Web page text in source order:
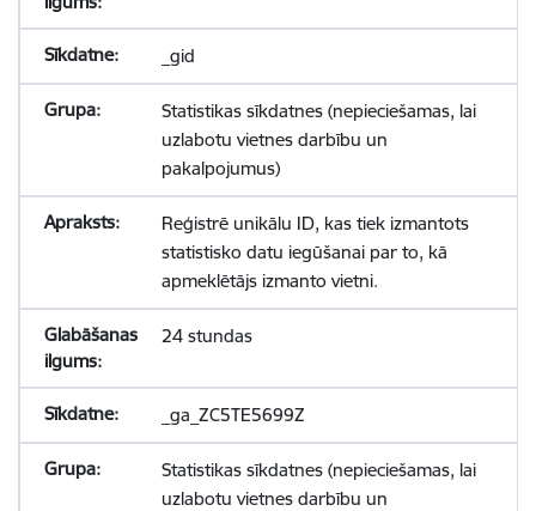
_gid
Statistikas sīkdatnes (nepieciešamas, lai
uzlabotu vietnes darbību un
pakalpojumus)
Reģistrē unikālu ID, kas tiek izmantots
statistisko datu iegūšanai par to, kā
apmeklētājs izmanto vietni.
24 stundas
_ga_ZC5TE5699Z
Statistikas sīkdatnes (nepieciešamas, lai
uzlabotu vietnes darbību un